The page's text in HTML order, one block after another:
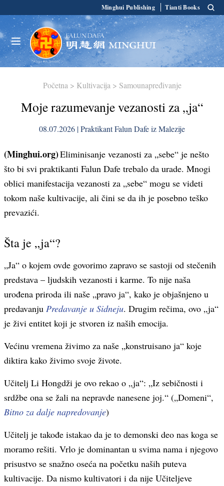
Minghui Publishing Tianti Books
Početna > Kultivacija > Samounapređivanje
Moje razumevanje vezanosti za „ja“
08.07.2026 | Praktikant Falun Dafe iz Malezije
(Minghui.org)Eliminisanje vezanosti za „sebe“ je nešto
što bi svi praktikanti Falun Dafe trebalo da urade. Mnogi
oblici manifestacija vezanosti za „sebe“ mogu se videti
tokom naše kultivacije, ali čini se da ih je posebno teško
prevazići.
Šta je „ja“?
„Ja“ o kojem ovde govorimo zapravo se sastoji od stečenih
predstava – ljudskih vezanosti i karme. To nije naša
urođena priroda ili naše „pravo ja“, kako je objašnjeno u
predavanju Predavanje u Sidneju. Drugim rečima, ovo „ja“
je živi entitet koji je stvoren iz naših emocija.
Većinu vremena živimo za naše „konstruisano ja“ koje
diktira kako živimo svoje živote.
Učitelj Li Hongdži je ovo rekao o „ja“: „Iz sebičnosti i
srdžbe ona se žali na nepravde nanesene joj.“ („Domeni“,
Bitno za dalje napredovanje)
Učitelj je takođe istakao da je to demonski deo nas koga se
moramo rešiti. Vrlo je dominantan u svima nama i njegovo
prisustvo se snažno oseća na početku naših puteva
kultivacije. Da nismo kultivatori i da nije Učiteljeve